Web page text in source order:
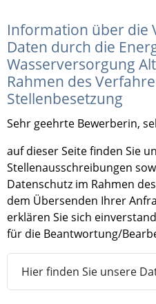
Information über die
Daten durch die
Wasserversorgung
Rahmen des
Stellenbesetzung
Sehr geehrte Bewerberin,
auf dieser Seite finden Sie
Stellenausschreibungen
Datenschutz im Rahmen
dem Übersenden Ihrer
erklären Sie sich
für die Beantwortung/
Hier finden Sie unsere